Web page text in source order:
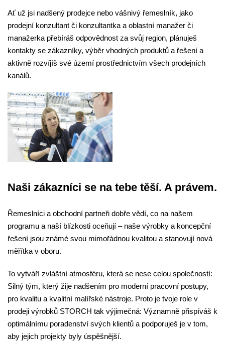
Ať už jsi nadšený prodejce nebo vášnivý řemeslník, jako
prodejní konzultant či konzultantka a oblastní manažer či
manažerka přebíráš odpovědnost za svůj region, plánuješ
kontakty se zákazníky, výběr vhodných produktů a řešení a
aktivně rozvíjíš své území prostřednictvím všech prodejních
kanálů.
Naši zákazníci se na tebe těší. A právem.
Řemeslníci a obchodní partneři dobře vědí, co na našem
programu a naší blízkosti oceňují – naše výrobky a koncepční
řešení jsou známé svou mimořádnou kvalitou a stanovují nová
měřítka v oboru.
To vytváří zvláštní atmosféru, která se nese celou společností:
Silný tým, který žije nadšením pro moderní pracovní postupy,
pro kvalitu a kvalitní malířské nástroje. Proto je tvoje role v
prodeji výrobků STORCH tak výjimečná: Významně přispíváš k
optimálnímu poradenství svých klientů a podporuješ je v tom,
aby jejich projekty byly úspěšnější.